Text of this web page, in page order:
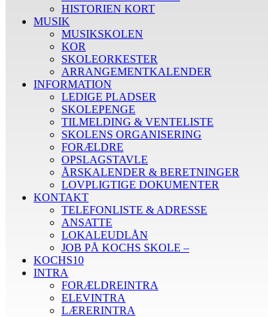
HISTORIEN KORT
MUSIK
MUSIKSKOLEN
KOR
SKOLEORKESTER
ARRANGEMENTKALENDER
INFORMATION
LEDIGE PLADSER
SKOLEPENGE
TILMELDING & VENTELISTE
SKOLENS ORGANISERING
FORÆLDRE
OPSLAGSTAVLE
ÅRSKALENDER & BERETNINGER
LOVPLIGTIGE DOKUMENTER
KONTAKT
TELEFONLISTE & ADRESSE
ANSATTE
LOKALEUDLÅN
JOB PÅ KOCHS SKOLE –
KOCHS10
INTRA
FORÆLDREINTRA
ELEVINTRA
LÆRERINTRA